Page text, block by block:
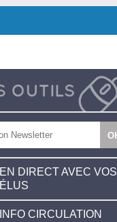
EN DIRECT AVEC VOS
ÉLUS
INFO CIRCULATION